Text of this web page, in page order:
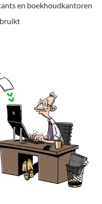
en boekhoudkantoren